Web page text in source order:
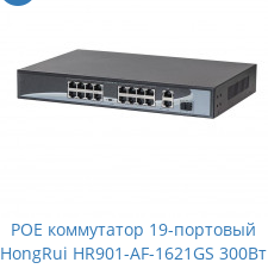
POE коммутатор 19-портовый
HongRui HR901-AF-1621GS 300Вт